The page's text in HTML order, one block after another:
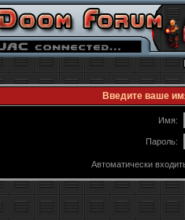
Введите ваше
Имя:
Пароль:
Автоматически